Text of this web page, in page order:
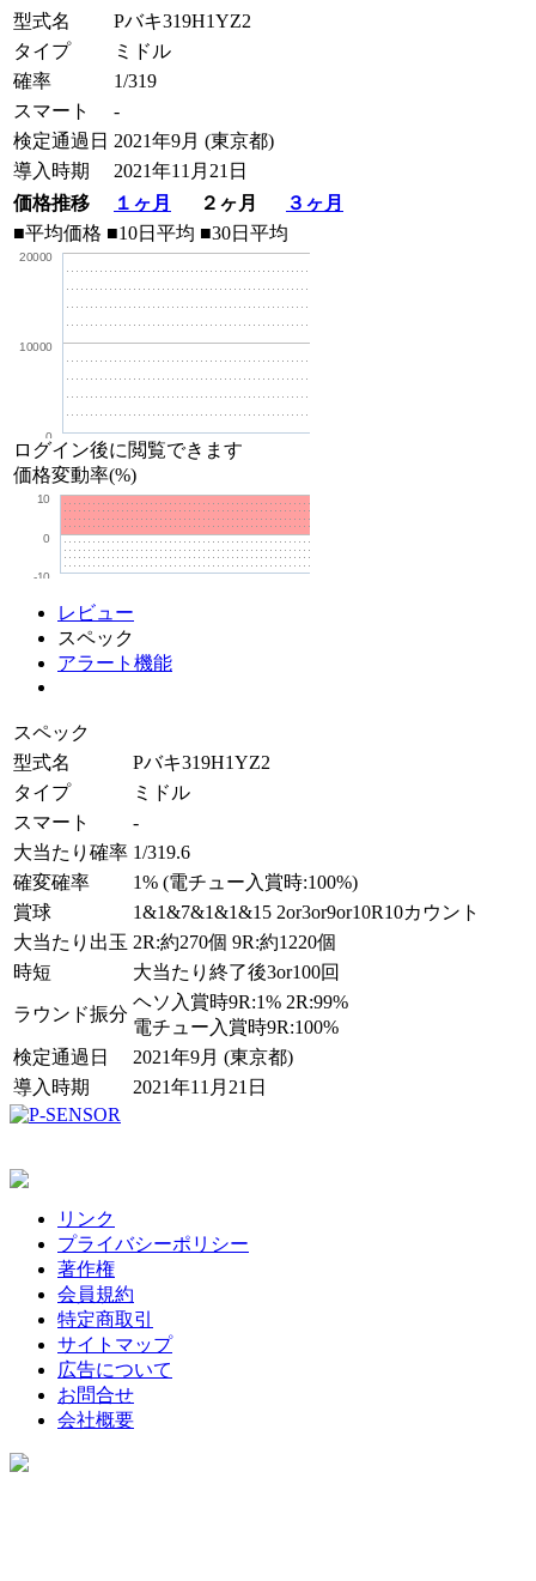
型式名
Pバキ319H1YZ2
タイプ
ミドル
確率
1/319
スマート
-
検定通過日 2021年9月 (東京都)
導入時期
2021年11月21日
価格推移
１ヶ月 ２ヶ月
３ヶ月
■平均価格 ■10日平均 ■30日平均
0
10000
20000
ログイン後に閲覧できます
価格変動率(%)
-10
0
10
レビュー
スペック
アラート機能
スペック
型式名
Pバキ319H1YZ2
タイプ
ミドル
スマート
-
大当たり確率 1/319.6
確変確率
1% (電チュー入賞時:100%)
賞球
1&1&7&1&1&15 2or3or9or10R10カウント
大当たり出玉 2R:約270個 9R:約1220個
時短
大当たり終了後3or100回
ラウンド振分
ヘソ入賞時9R:1% 2R:99%
電チュー入賞時9R:100%
検定通過日
2021年9月 (東京都)
導入時期
2021年11月21日
リンク
プライバシーポリシー
著作権
会員規約
特定商取引
サイトマップ
広告について
お問合せ
会社概要